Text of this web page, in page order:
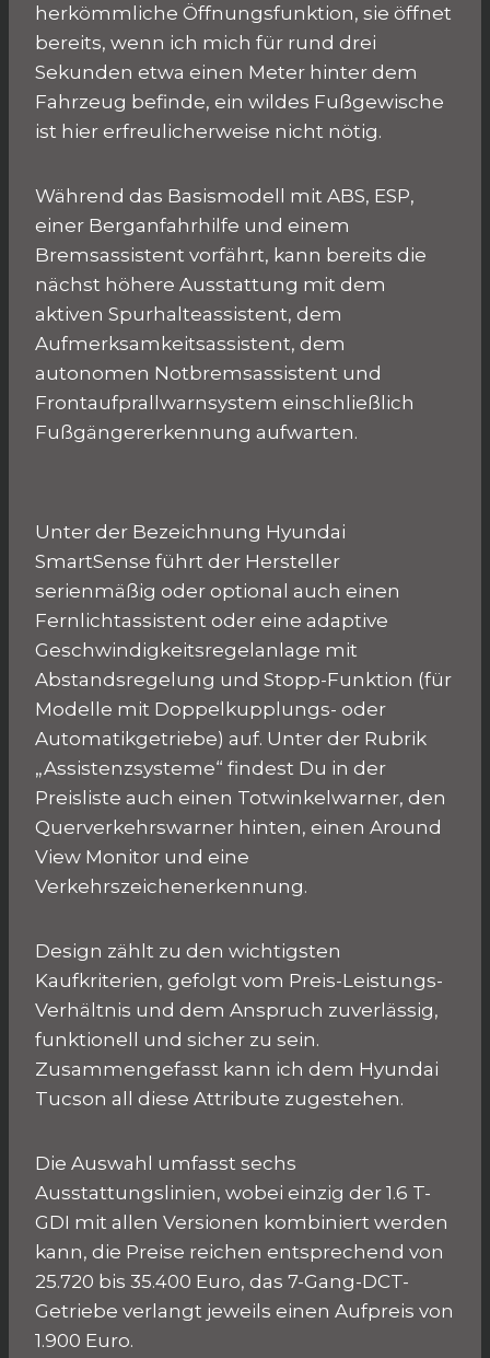
herkömmliche Öffnungsfunktion, sie öffnet
bereits, wenn ich mich für rund drei
Sekunden etwa einen Meter hinter dem
Fahrzeug befinde, ein wildes Fußgewische
ist hier erfreulicherweise nicht nötig.
Während das Basismodell mit ABS, ESP,
einer Berganfahrhilfe und einem
Bremsassistent vorfährt, kann bereits die
nächst höhere Ausstattung mit dem
aktiven Spurhalteassistent, dem
Aufmerksamkeitsassistent, dem
autonomen Notbremsassistent und
Frontaufprallwarnsystem einschließlich
Fußgängererkennung aufwarten.
Unter der Bezeichnung Hyundai
SmartSense führt der Hersteller
serienmäßig oder optional auch einen
Fernlichtassistent oder eine adaptive
Geschwindigkeitsregelanlage mit
Abstandsregelung und Stopp-Funktion (für
Modelle mit Doppelkupplungs- oder
Automatikgetriebe) auf. Unter der Rubrik
„Assistenzsysteme“ findest Du in der
Preisliste auch einen Totwinkelwarner, den
Querverkehrswarner hinten, einen Around
View Monitor und eine
Verkehrszeichenerkennung.
Design zählt zu den wichtigsten
Kaufkriterien, gefolgt vom Preis-Leistungs-
Verhältnis und dem Anspruch zuverlässig,
funktionell und sicher zu sein.
Zusammengefasst kann ich dem Hyundai
Tucson all diese Attribute zugestehen.
Die Auswahl umfasst sechs
Ausstattungslinien, wobei einzig der 1.6 T-
GDI mit allen Versionen kombiniert werden
kann, die Preise reichen entsprechend von
25.720 bis 35.400 Euro, das 7-Gang-DCT-
Getriebe verlangt jeweils einen Aufpreis von
1.900 Euro.